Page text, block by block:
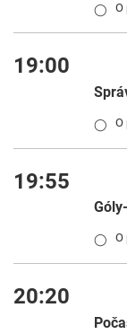
◯ O
19:00
◯ O
19:55
◯ O
20:20